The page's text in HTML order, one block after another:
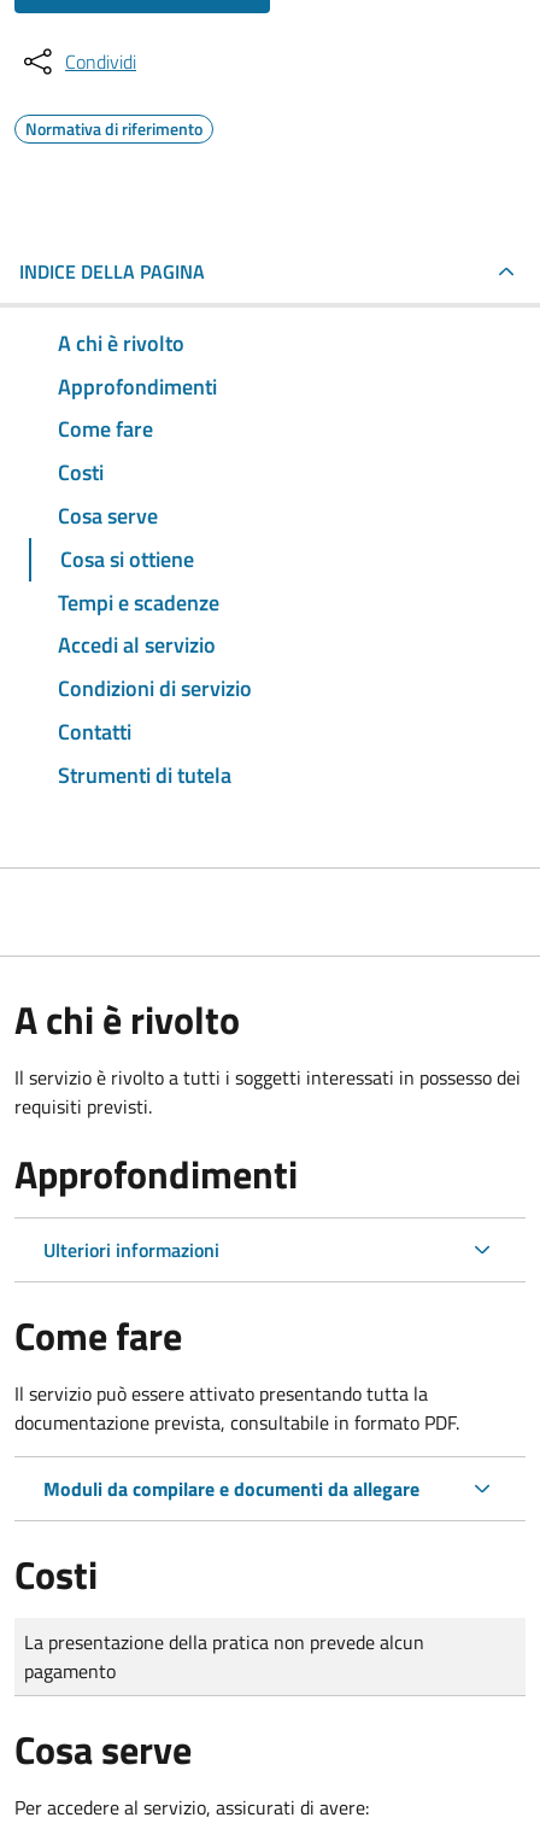
Condividi
Normativa di riferimento
INDICE DELLA PAGINA
A chi è rivolto
Approfondimenti
Come fare
Costi
Cosa serve
Cosa si ottiene
Tempi e scadenze
Accedi al servizio
Condizioni di servizio
Contatti
Strumenti di tutela
A chi è rivolto
Il servizio è rivolto a tutti i soggetti interessati in possesso dei
requisiti previsti.
Approfondimenti
Ulteriori informazioni
Come fare
Il servizio può essere attivato presentando tutta la
documentazione prevista, consultabile in formato PDF.
Moduli da compilare e documenti da allegare
Costi
Tipo di pagamento
Importo
La presentazione della pratica non prevede alcun
pagamento
Cosa serve
Per accedere al servizio, assicurati di avere: